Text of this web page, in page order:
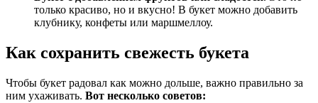
только красиво, но и вкусно! В букет можно добавить
клубнику, конфеты или маршмеллоу.
Как сохранить свежесть букета
Чтобы букет радовал как можно дольше, важно правильно за
ним ухаживать. Вот несколько советов: